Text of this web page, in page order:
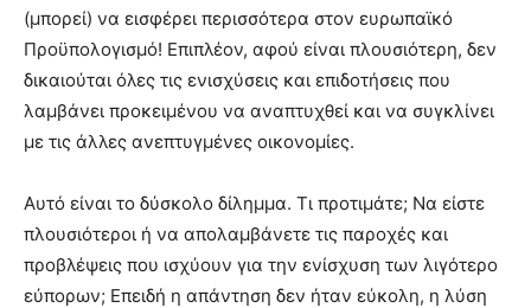
(μπορεί) να εισφέρει περισσότερα στον ευρωπαϊκό
Προϋπολογισμό! Επιπλέον, αφού είναι πλουσιότερη, δεν
δικαιούται όλες τις ενισχύσεις και επιδοτήσεις που
λαμβάνει προκειμένου να αναπτυχθεί και να συγκλίνει
με τις άλλες ανεπτυγμένες οικονομίες.
Αυτό είναι το δύσκολο δίλημμα. Τι προτιμάτε; Να είστε
πλουσιότεροι ή να απολαμβάνετε τις παροχές και
προβλέψεις που ισχύουν για την ενίσχυση των λιγότερo
εύπορων; Επειδή η απάντηση δεν ήταν εύκολη, η λύση